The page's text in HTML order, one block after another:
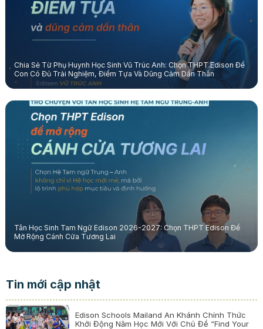
Chia Sẻ Từ Phụ Huynh Học Sinh Vũ Trúc Anh: Chọn THPT Edison Để
Con Có Đủ Trải Nghiệm, Điểm Tựa Và Dũng Cảm Dấn Thân
Tân Học Sinh Tam Ngữ Edison 2026-2027: Chọn THPT Edison Để
Mở Rộng Cánh Cửa Tương Lai
Tin mới cập nhật
Edison Schools Mailand An Khánh Chính Thức
Khởi Động Năm Học Mới Với Chủ Đề “Find Your